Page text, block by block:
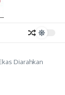
Diarahkan